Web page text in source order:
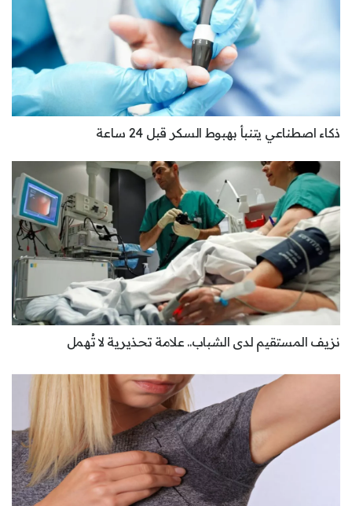
ذكاء اصطناعي يتنبأ بهبوط السكر قبل 24 ساعة
نزيف المستقيم لدى الشباب.. علامة تحذيرية لا تُهمل